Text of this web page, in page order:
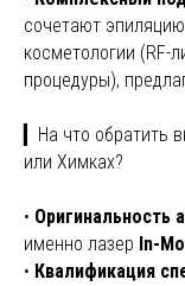
сочетают
косметологии (RF-
процедуры),
▎На что обратить
или Химках?
• Оригинальность
именно лазер In-
• Квалификация